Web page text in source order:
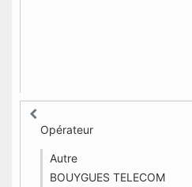
Opérateur
Autre
BOUYGUES TELECOM